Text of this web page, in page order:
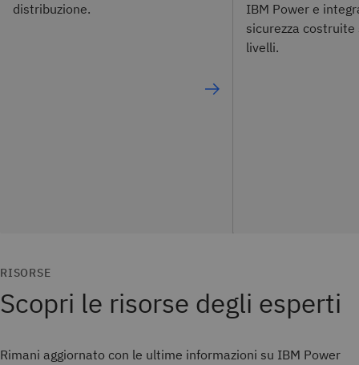
distribuzione.
IBM Power e
sicurezza costruite
livelli.
RISORSE
Scopri le risorse degli esperti
Rimani aggiornato con le ultime informazioni su IBM Power